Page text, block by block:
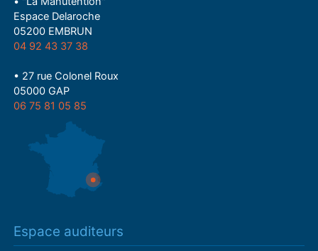
Espace Delaroche
05200 EMBRUN
04 92 43 37 38
• 27 rue Colonel Roux
05000 GAP
06 75 81 05 85
Espace auditeurs